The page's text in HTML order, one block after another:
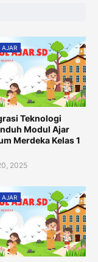
AJAR
Teknologi
Modul Ajar
Merdeka Kelas 1
2025
AJAR